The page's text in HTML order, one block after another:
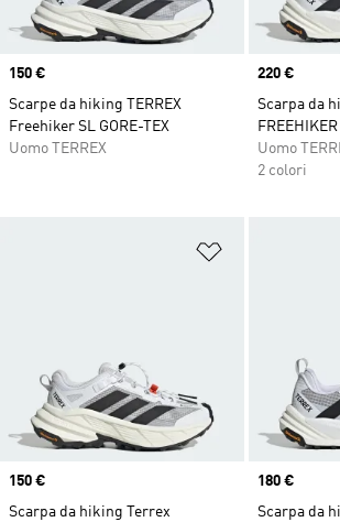
Price
150 €
Scarpe da hiking TERREX
Freehiker SL GORE-TEX
Uomo TERREX
Price
220 €
Scarpa da
Uomo
2 colori
Aggiungi alla
Price
150 €
Scarpa da hiking Terrex
Price
180 €
Scarpa da